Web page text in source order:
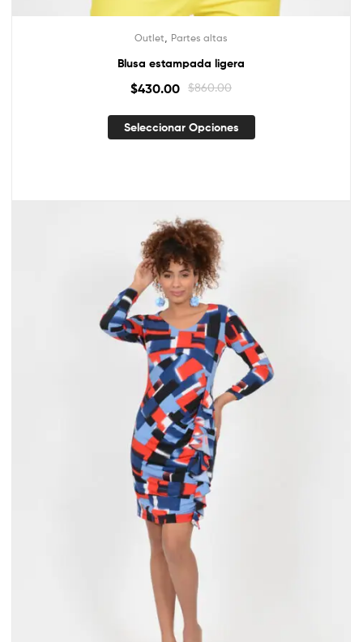
Outlet Partes altas
Blusa estampada ligera
$860.00
$430.00
Seleccionar Opciones